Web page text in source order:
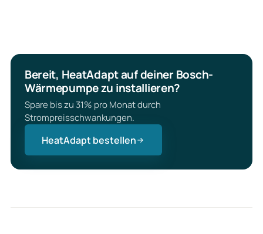
Bereit, HeatAdapt auf deiner Bosch-
Wärmepumpe zu installieren?
Spare bis zu 31% pro Monat durch
Strompreisschwankungen.
HeatAdapt bestellen